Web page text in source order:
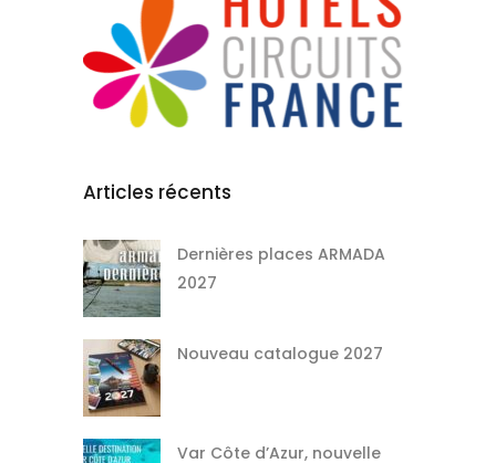
Articles récents
Dernières places ARMADA
2027
Nouveau catalogue 2027
Var Côte d’Azur, nouvelle